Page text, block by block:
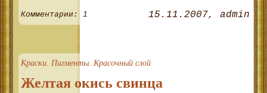
Комментарии: 1 15.11.2007 admin
Краски. Пигменты. Красочный слой
Желтая окись свинца